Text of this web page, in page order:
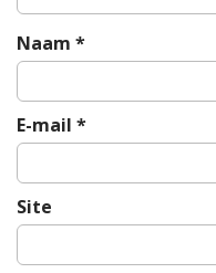
t
i
e
Naam *
E-mail *
Site